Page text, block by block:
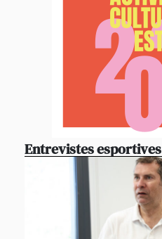
Entrevistes esportives